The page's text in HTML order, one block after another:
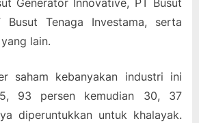
Generator Innovative, PT Busut
Busut Tenaga Investama, serta
lain.
saham kebanyakan industri ini
93 persen kemudian 30, 37
diperuntukkan untuk khalayak.